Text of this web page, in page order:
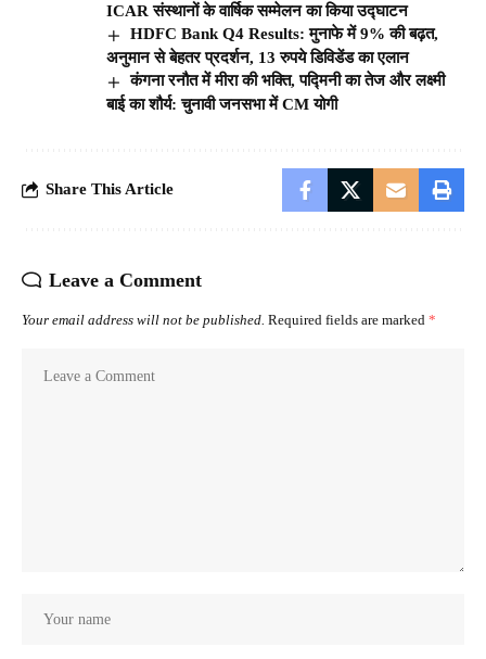
ICAR संस्थानों के वार्षिक सम्मेलन का किया उद्घाटन
HDFC Bank Q4 Results: मुनाफे में 9% की बढ़त,
अनुमान से बेहतर प्रदर्शन, 13 रुपये डिविडेंड का एलान
कंगना रनौत में मीरा की भक्ति, पद्मिनी का तेज और लक्ष्मी
बाई का शौर्य: चुनावी जनसभा में CM योगी
Share This Article
Leave a Comment
Your email address will not be published. Required fields are marked *